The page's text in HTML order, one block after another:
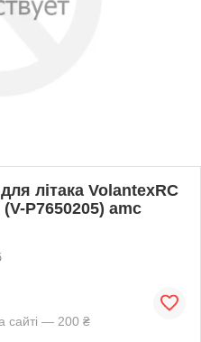
літака VolantexRC
P7650205) amc
сайті — 200 ₴